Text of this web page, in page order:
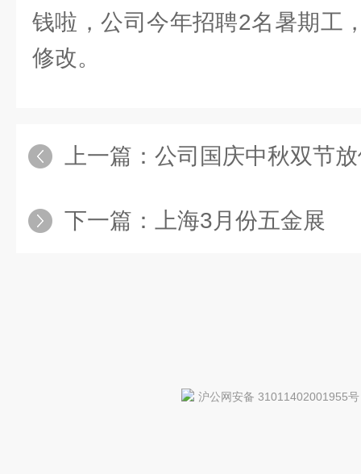
钱啦，公司今年招聘2名暑期工
修改。
上一篇： 公司国庆中秋双节
下一篇： 上海3月份五金展
沪公网安备 31011402001955号